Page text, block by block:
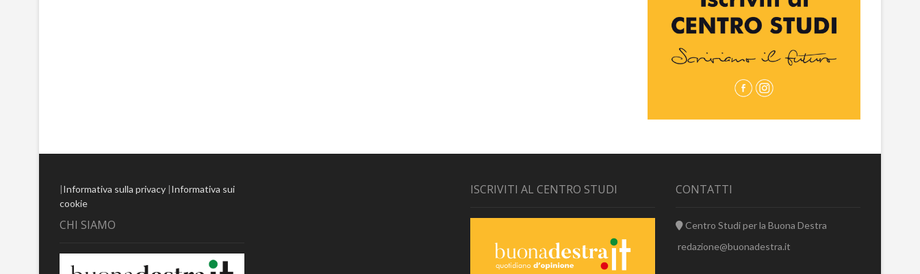
|Informativa sulla privacy |Informativa sui
cookie
CHI SIAMO
ISCRIVITI AL CENTRO STUDI CONTATTI
Centro Studi per la Buona Destra
redazione@buonadestra.it